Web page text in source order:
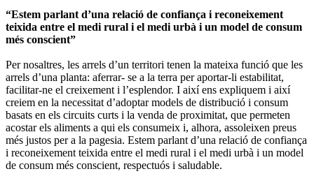
“Estem parlant d’una relació de confiança i reconeixement
teixida entre el medi rural i el medi urbà i un model de consum
més conscient”
Per nosaltres, les arrels d’un territori tenen la mateixa funció que les
arrels d’una planta: aferrar- se a la terra per aportar-li estabilitat,
facilitar-ne el creixement i l’esplendor. I així ens expliquem i així
creiem en la necessitat d’adoptar models de distribució i consum
basats en els circuits curts i la venda de proximitat, que permeten
acostar els aliments a qui els consumeix i, alhora, assoleixen preus
més justos per a la pagesia. Estem parlant d’una relació de confiança
i reconeixement teixida entre el medi rural i el medi urbà i un model
de consum més conscient, respectuós i saludable.